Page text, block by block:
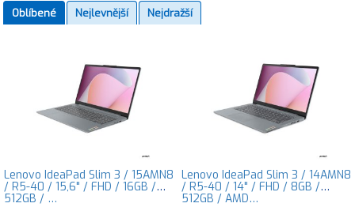
Oblíbené
Nejlevnější Nejdražší
Lenovo IdeaPad Slim 3 / 15AMN8
/ R5-40 / 15,6" / FHD / 16GB /
512GB / …
Lenovo IdeaPad Slim 3 / 14AMN8
/ R5-40 / 14" / FHD / 8GB /
512GB / AMD…